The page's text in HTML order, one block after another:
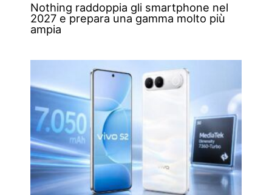
Nothing raddoppia gli smartphone nel
2027 e prepara una gamma molto più
ampia